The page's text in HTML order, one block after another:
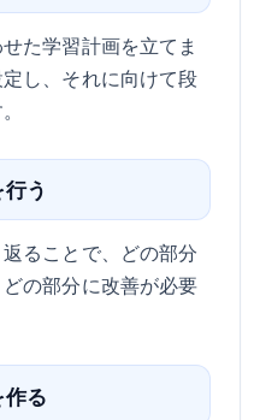
た学習計画を立てま
し、それに向けて段
う
ることで、どの部分
の部分に改善が必要
る